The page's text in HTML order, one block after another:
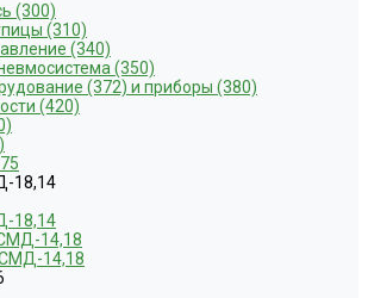
(300)
(310)
(340)
(350)
(372) и приборы (380)
(420)
18,14
18,14
14,18
СМД-14,18